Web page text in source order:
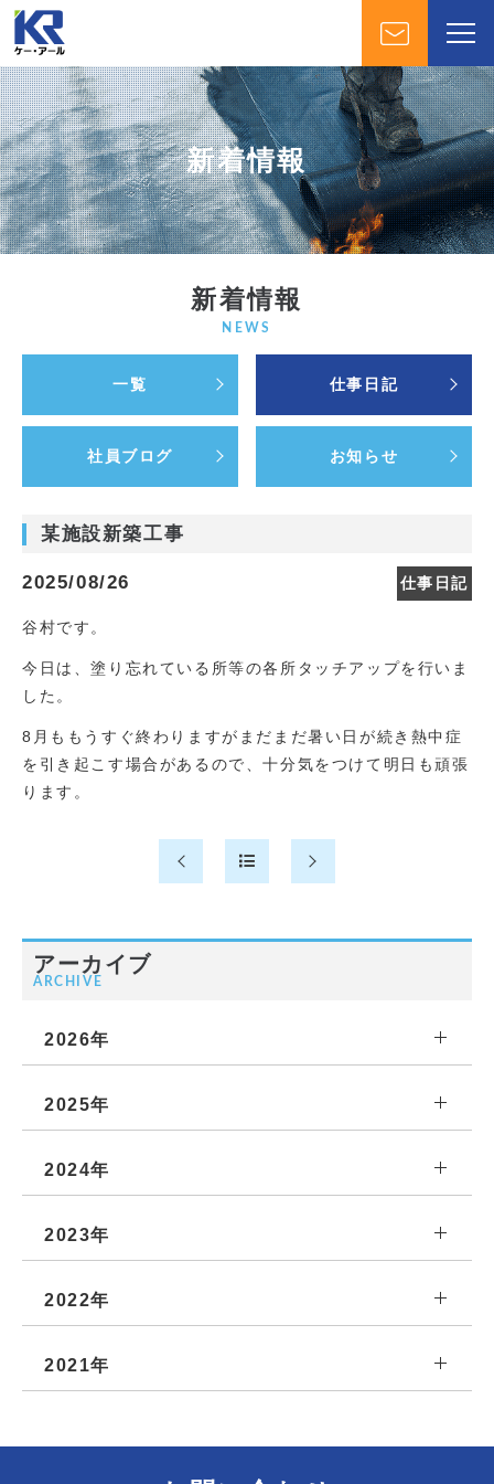
新着情報
新着情報
NEWS
一覧 仕事日記
社員ブログ お知らせ
某施設新築工事
2025/08/26 仕事日記
谷村です。
今日は、塗り忘れている所等の各所タッチアップを行いま
した。
8月ももうすぐ終わりますがまだまだ暑い日が続き熱中症
を引き起こす場合があるので、十分気をつけて明日も頑張
ります。
アーカイブ
ARCHIVE
2026年
2025年
2024年
2023年
2022年
2021年